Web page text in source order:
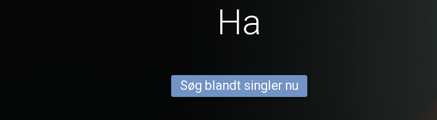
Ha
Søg blandt singler nu